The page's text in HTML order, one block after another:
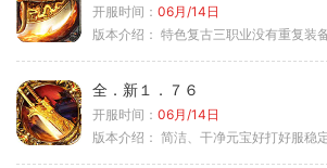
开服时间： 06月/14日
版本介绍： 特色复古三职业没有重复装备自
全．新１．７６
开服时间： 06月/14日
版本介绍： 简洁、干净元宝好打好服稳